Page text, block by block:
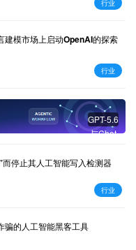
行业
模市场上启动OpenAI的探索
行业
GPT-5.6
与Chat
ork：复
进入智
停止其人工智能写入检测器
行业
骗的人工智能黑客工具